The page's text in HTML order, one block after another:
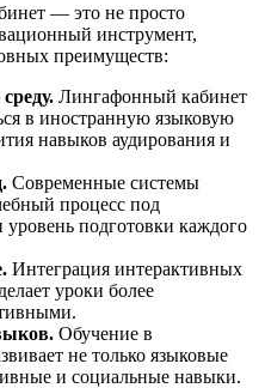
— это не просто
инструмент,
преимуществ:
Лингафонный кабинет
в иностранную языковую
навыков аудирования и
Современные системы
процесс под
подготовки каждого
Интеграция интерактивных
уроки более
Обучение в
не только языковые
и социальные навыки.